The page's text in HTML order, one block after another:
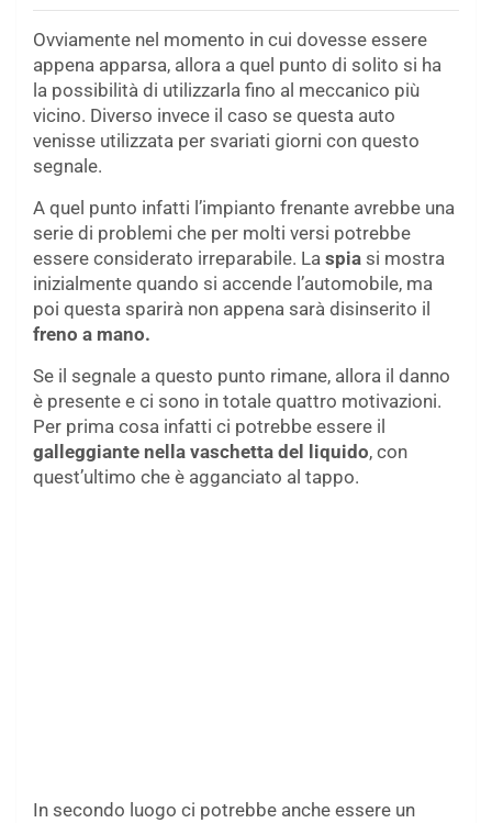
Ovviamente nel momento in cui dovesse essere
appena apparsa, allora a quel punto di solito si ha
la possibilità di utilizzarla fino al meccanico più
vicino. Diverso invece il caso se questa auto
venisse utilizzata per svariati giorni con questo
segnale.
A quel punto infatti l’impianto frenante avrebbe una
serie di problemi che per molti versi potrebbe
essere considerato irreparabile. La spia si mostra
inizialmente quando si accende l’automobile, ma
poi questa sparirà non appena sarà disinserito il
freno a mano.
Se il segnale a questo punto rimane, allora il danno
è presente e ci sono in totale quattro motivazioni.
Per prima cosa infatti ci potrebbe essere il
galleggiante nella vaschetta del liquido, con
quest’ultimo che è agganciato al tappo.
In secondo luogo ci potrebbe anche essere un